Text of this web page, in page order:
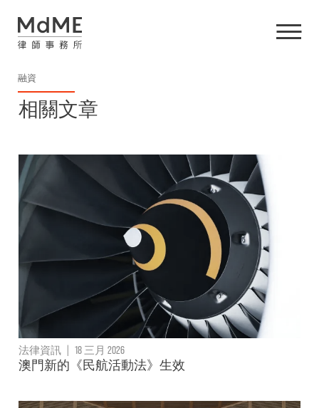
融資
相關文章
法律資訊 | 18 三月 2026
澳門新的《民航活動法》生效